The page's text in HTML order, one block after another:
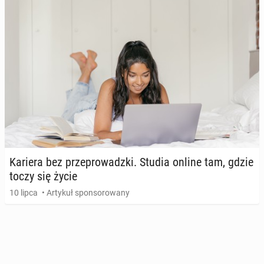
Kariera bez prze­pro­wadz­ki. Studia online tam, gdzie
toczy się życie
10 lipca • Artykuł sponsorowany